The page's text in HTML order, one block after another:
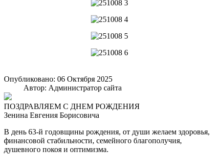
Опубликовано: 06 Октября 2025
Автор: Администратор сайта
ПОЗДРАВЛЯЕМ С ДНЕМ РОЖДЕНИЯ
Зенина Евгения Борисовича
В день 63-й годовщины рождения, от души желаем здоровья,
финансовой стабильности, семейного благополучия,
душевного покоя и оптимизма.